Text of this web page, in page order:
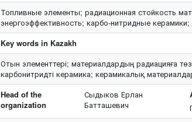
Топливные элементы; радиационная стойкость
энергоэффективность; карбо-нитридные
Key words in Kazakh
Отын элементтері; материалдардың радиацияға
карбонитридті керамика; керамикалық
Head of the
organization
Сыдыков Ерлан
Батташевич